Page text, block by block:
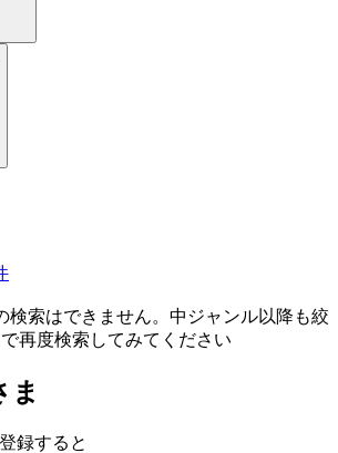
検索はできません。中ジャンル以降も絞
再度検索してみてください
ま
録すると